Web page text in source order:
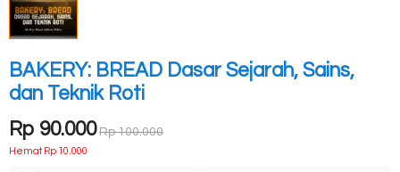
BAKERY: BREAD Dasar Sejarah, Sains,
dan Teknik Roti
Rp 90.000 Rp 100.000
Hemat Rp 10.000